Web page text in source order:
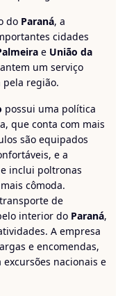
do Paraná, a
cidades
e União da
um serviço
região.
possui uma política
que conta com mais
são equipados
e a
inclui poltronas
cômoda.
de
interior do Paraná,
A empresa
e encomendas,
nacionais e